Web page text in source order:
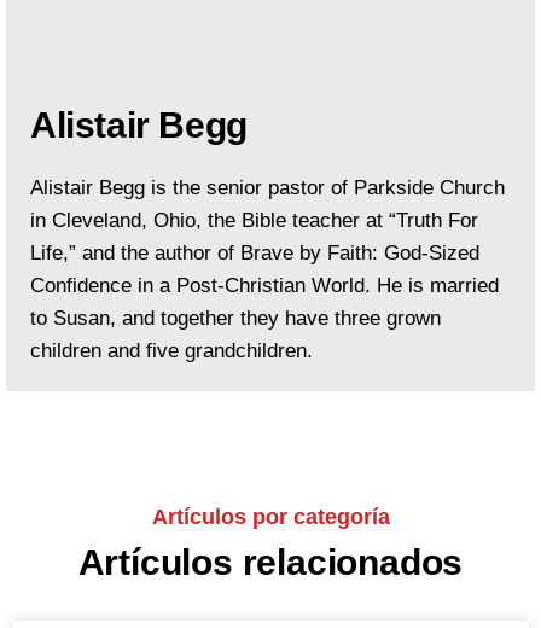
Alistair Begg
Alistair Begg is the senior pastor of Parkside Church
in Cleveland, Ohio, the Bible teacher at “Truth For
Life,” and the author of Brave by Faith: God-Sized
Confidence in a Post-Christian World. He is married
to Susan, and together they have three grown
children and five grandchildren.
Artículos por categoría
Artículos relacionados